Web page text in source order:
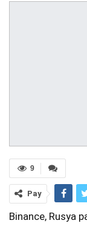
9
Pay
Binance, Rusya